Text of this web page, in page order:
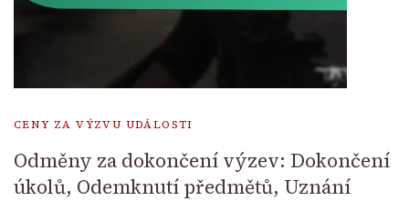
CENY ZA VÝZVU UDÁLOSTI
Odměny za dokončení výzev: Dokončení
úkolů, Odemknutí předmětů, Uznání